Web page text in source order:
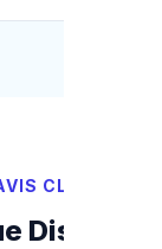
CLIENTS
Disent